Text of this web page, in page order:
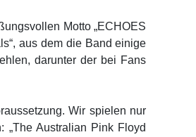
Motto „ECHOES
aus dem die Band einige
darunter der bei Fans
Wir spielen nur
„The Australian Pink Floyd